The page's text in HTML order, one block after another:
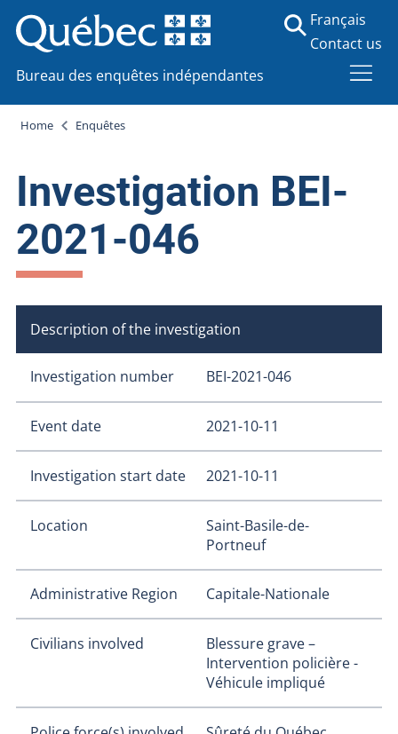
Bureau des enquêtes indépendantes
Français
Contact us
Home Enquêtes
Investigation BEI-
2021-046
Description of the investigation
Investigation number BEI-2021-046
Event date 2021-10-11
Investigation start date 2021-10-11
Location
Saint-Basile-de-
Portneuf
Administrative Region Capitale-Nationale
Civilians involved
Blessure grave –
Intervention policière -
Véhicule impliqué